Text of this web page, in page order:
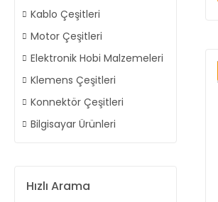
Kablo Çeşitleri
Motor Çeşitleri
Elektronik Hobi Malzemeleri
Klemens Çeşitleri
Konnektör Çeşitleri
Bilgisayar Ürünleri
Hızlı Arama